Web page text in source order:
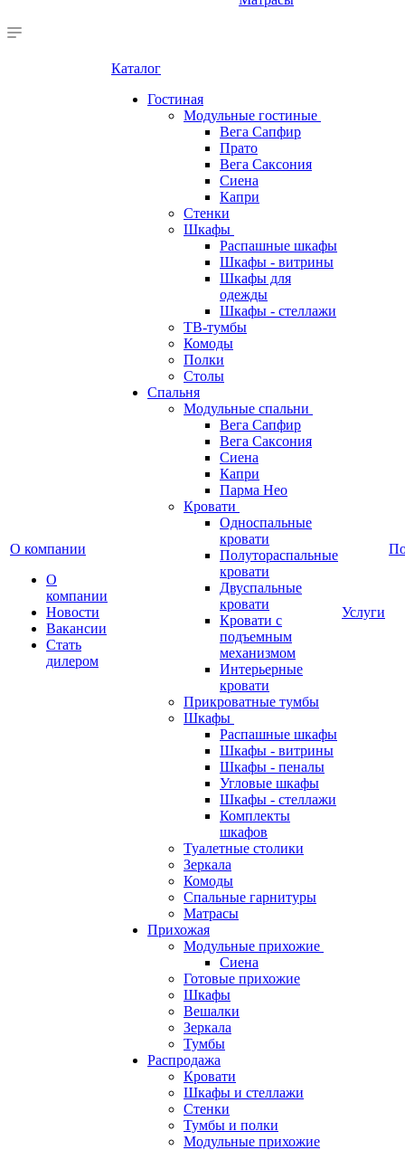
О компании
О
компании
Новости
Вакансии
Стать
дилером
Каталог
Гостиная
Модульные гостиные
Вега Сапфир
Прато
Вега Саксония
Сиена
Капри
Стенки
Шкафы
Распашные шкафы
Шкафы - витрины
Шкафы для
одежды
Шкафы - стеллажи
ТВ-тумбы
Комоды
Полки
Столы
Спальня
Модульные спальни
Вега Сапфир
Вега Саксония
Сиена
Капри
Парма Нео
Кровати
Односпальные
кровати
Полутораспальные
кровати
Двуспальные
кровати
Кровати с
подъемным
механизмом
Интерьерные
кровати
Прикроватные тумбы
Шкафы
Распашные шкафы
Шкафы - витрины
Шкафы - пеналы
Угловые шкафы
Шкафы - стеллажи
Комплекты
шкафов
Туалетные столики
Зеркала
Комоды
Спальные гарнитуры
Матрасы
Прихожая
Модульные прихожие
Сиена
Готовые прихожие
Шкафы
Вешалки
Зеркала
Тумбы
Распродажа
Кровати
Шкафы и стеллажи
Стенки
Тумбы и полки
Модульные прихожие
Услуги